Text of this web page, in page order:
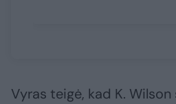
Vyras teigė, kad K.